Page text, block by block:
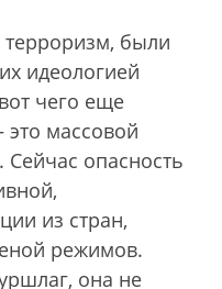
были
идеологией
чего еще
массовой
опасность
из стран,
режимов.
она не